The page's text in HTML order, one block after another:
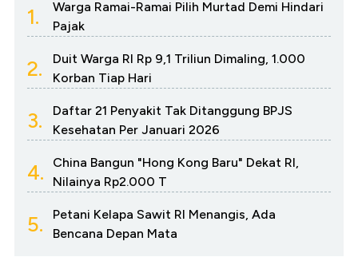
1.
Warga Ramai-Ramai Pilih Murtad Demi Hindari
Pajak
2.
Duit Warga RI Rp 9,1 Triliun Dimaling, 1.000
Korban Tiap Hari
3.
Daftar 21 Penyakit Tak Ditanggung BPJS
Kesehatan Per Januari 2026
4.
China Bangun "Hong Kong Baru" Dekat RI,
Nilainya Rp2.000 T
5.
Petani Kelapa Sawit RI Menangis, Ada
Bencana Depan Mata